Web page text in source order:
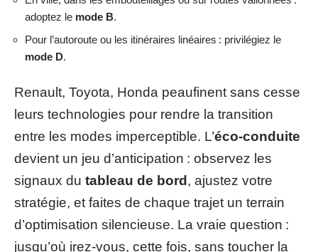
adoptez le mode B.
Pour l’autoroute ou les itinéraires linéaires : privilégiez le
mode D.
Renault, Toyota, Honda peaufinent sans cesse
leurs technologies pour rendre la transition
entre les modes imperceptible. L’éco-conduite
devient un jeu d’anticipation : observez les
signaux du tableau de bord , ajustez votre
stratégie, et faites de chaque trajet un terrain
d’optimisation silencieuse. La vraie question :
jusqu’où irez-vous, cette fois, sans toucher la